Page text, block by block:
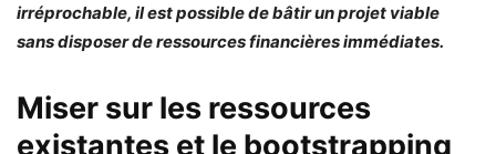
irréprochable, il est possible de bâtir un projet viable
sans disposer de ressources financières immédiates.
Miser sur les ressources
existantes et le bootstrapping